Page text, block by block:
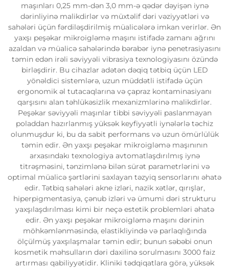
maşınları 0,25 mm-dən 3,0 mm-ə qədər dəyişən iynə
dərinliyinə malikdirlər və müxtəlif dəri vəziyyətləri və
sahələri üçün fərdiləşdirilmiş müalicələrə imkan verirlər. Ən
yaxşı peşəkar mikroigləmə maşını istifadə zamanı ağrını
azaldan və müalicə sahələrində bərabər iynə penetrasiyasını
təmin edən irəli səviyyəli vibrasiya texnologiyasını özündə
birləşdirir. Bu cihazlar adətən dəqiq tətbiq üçün LED
yönəldici sistemlərə, uzun müddətli istifadə üçün
ergonomik əl tutacaqlarına və çapraz kontaminasiyanı
qarşısını alan təhlükəsizlik mexanizmlərinə malikdirlər.
Peşəkar səviyyəli maşınlar tibbi səviyyəli paslanmayan
poladdan hazırlanmış yüksək keyfiyyətli iynələrlə təchiz
olunmuşdur ki, bu da sabit performans və uzun ömürlülük
təmin edir. Ən yaxşı peşəkar mikroigləmə maşınının
arxasındakı texnologiya avtomatlaşdırılmış iynə
titrəşməsini, tənzimlənə bilən sürət parametrlərini və
optimal müalicə şərtlərini saxlayan təzyiq sensorlarını əhatə
edir. Tətbiq sahələri akne izləri, nazik xətlər, qırışlar,
hiperpigmentasiya, çənub izləri və ümumi dəri strukturu
yaxşılaşdırılması kimi bir neçə estetik problemləri əhatə
edir. Ən yaxşı peşəkar mikroigləmə maşını dərinin
möhkəmlənməsində, elastikliyində və parlaqlığında
ölçülmüş yaxşılaşmalar təmin edir; bunun səbəbi onun
kosmetik məhsulların dəri daxilinə sorulmasını 3000 faiz
artırması qabiliyyətidir. Kliniki tədqiqatlara görə, yüksək